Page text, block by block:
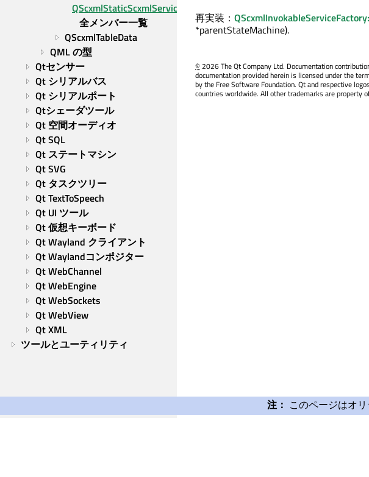
QScxmlStaticScxmlServiceFactory
全メンバー一覧
QScxmlTableData
QML の型
Qtセンサー
Qt シリアルバス
Qt シリアルポート
Qtシェーダツール
Qt 空間オーディオ
Qt SQL
Qt ステートマシン
Qt SVG
Qt タスクツリー
Qt TextToSpeech
Qt UI ツール
Qt 仮想キーボード
Qt Wayland クライアント
Qt Waylandコンポジター
Qt WebChannel
Qt WebEngine
Qt WebSockets
Qt WebView
Qt XML
ツールとユーティリティ
再実装：
*parentStateMachine).
©2026 The Qt Company Ltd. Documentation
documentation provided herein is licensed under the
by the Free Software Foundation. Qt and respective
countries worldwide. All other trademarks are property
注： このページはオ